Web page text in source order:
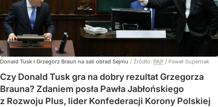
Donald Tusk i Grzegorz Braun na sali obrad Sejmu / Źródło: PAP / Paweł Supernak
Czy Donald Tusk gra na dobry rezultat Grzegorza
Brauna? Zdaniem posła Pawła Jabłońskiego
z Rozwoju Plus, lider Konfederacji Korony Polskiej